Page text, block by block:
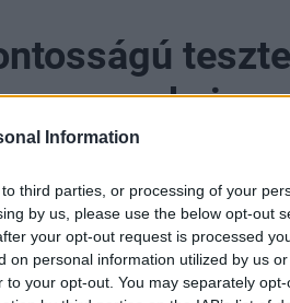
Information
third parties, or processing of your
by us, please use the below opt-out
your opt-out request is processed
on personal information utilized by us
your opt-out. You may separately
orosz vakcina
fertőzés megelőzését
az orosz egészségügyi